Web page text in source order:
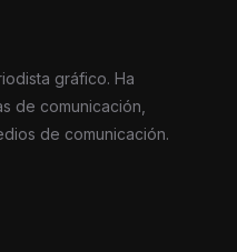
gráfico. Ha
de comunicación,
de comunicación.